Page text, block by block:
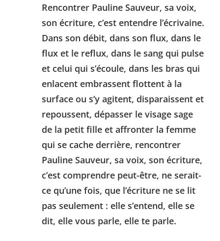
Rencontrer Pauline Sauveur, sa voix,
son écriture, c’est entendre l’écrivaine.
Dans son débit, dans son flux, dans le
flux et le reflux, dans le sang qui pulse
et celui qui s’écoule, dans les bras qui
enlacent embrassent flottent à la
surface ou s’y agitent, disparaissent et
repoussent, dépasser le visage sage
de la petit fille et affronter la femme
qui se cache derrière, rencontrer
Pauline Sauveur, sa voix, son écriture,
c’est comprendre peut-être, ne serait-
ce qu’une fois, que l’écriture ne se lit
pas seulement : elle s’entend, elle se
dit, elle vous parle, elle te parle.